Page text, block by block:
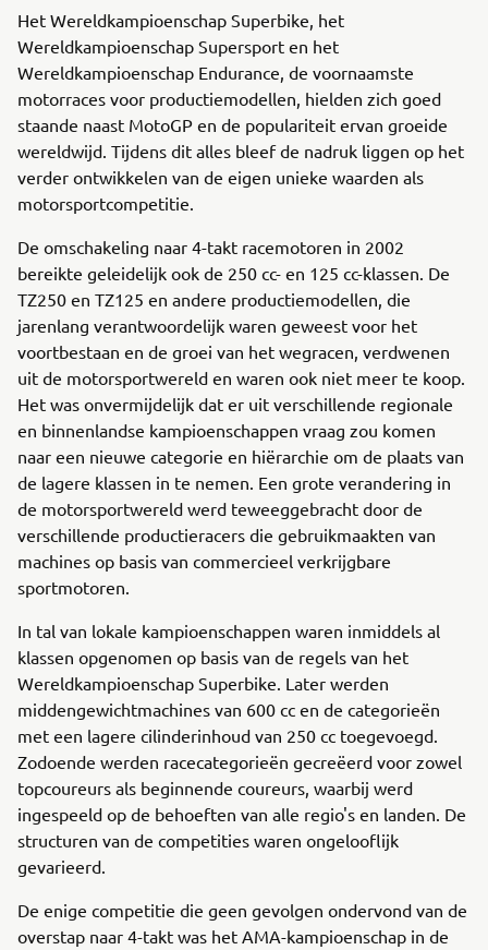
Het Wereldkampioenschap Superbike, het
Wereldkampioenschap Supersport en het
Wereldkampioenschap Endurance, de voornaamste
motorraces voor productiemodellen, hielden zich goed
staande naast MotoGP en de populariteit ervan groeide
wereldwijd. Tijdens dit alles bleef de nadruk liggen op het
verder ontwikkelen van de eigen unieke waarden als
motorsportcompetitie.
De omschakeling naar 4-takt racemotoren in 2002
bereikte geleidelijk ook de 250 cc- en 125 cc-klassen. De
TZ250 en TZ125 en andere productiemodellen, die
jarenlang verantwoordelijk waren geweest voor het
voortbestaan en de groei van het wegracen, verdwenen
uit de motorsportwereld en waren ook niet meer te koop.
Het was onvermijdelijk dat er uit verschillende regionale
en binnenlandse kampioenschappen vraag zou komen
naar een nieuwe categorie en hiërarchie om de plaats van
de lagere klassen in te nemen. Een grote verandering in
de motorsportwereld werd teweeggebracht door de
verschillende productieracers die gebruikmaakten van
machines op basis van commercieel verkrijgbare
sportmotoren.
In tal van lokale kampioenschappen waren inmiddels al
klassen opgenomen op basis van de regels van het
Wereldkampioenschap Superbike. Later werden
middengewichtmachines van 600 cc en de categorieën
met een lagere cilinderinhoud van 250 cc toegevoegd.
Zodoende werden racecategorieën gecreëerd voor zowel
topcoureurs als beginnende coureurs, waarbij werd
ingespeeld op de behoeften van alle regio's en landen. De
structuren van de competities waren ongelooflijk
gevarieerd.
De enige competitie die geen gevolgen ondervond van de
overstap naar 4-takt was het AMA-kampioenschap in de